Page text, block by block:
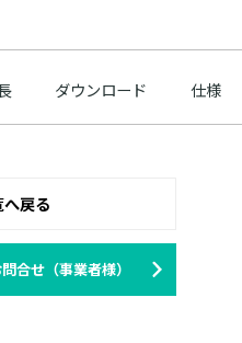
ダウンロード 仕様
戻る
合せ（事業者様）